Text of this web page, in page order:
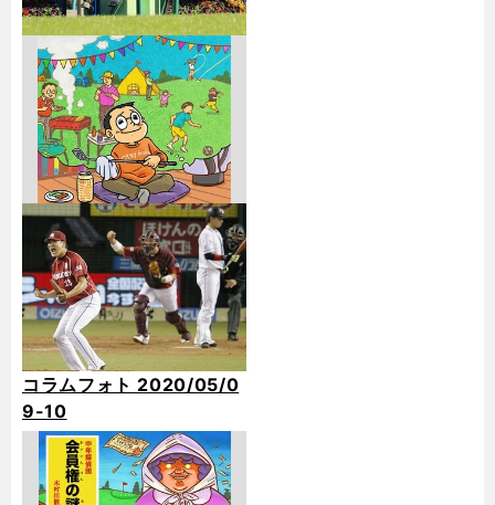
コラムフォト 2020/05/0
9-10